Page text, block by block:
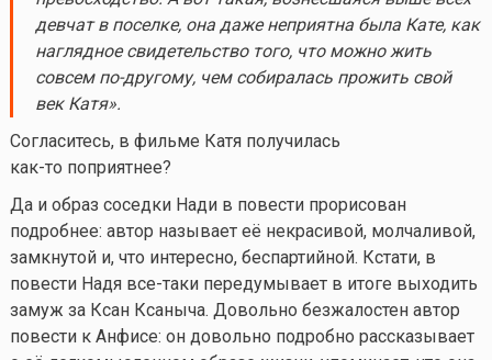
девчат в поселке, она даже неприятна была Кате, как
наглядное свидетельство того, что можно жить
совсем по-другому, чем собиралась прожить свой
век Катя».
Согласитесь, в фильме Катя получилась
как-то поприятнее?
Да и образ соседки Нади в повести прорисован
подробнее: автор называет её некрасивой, молчаливой,
замкнутой и, что интересно, беспартийной. Кстати, в
повести Надя все-таки передумывает в итоге выходить
замуж за Ксан Ксаныча. Довольно безжалостен автор
повести к Анфисе: он довольно подробно рассказывает